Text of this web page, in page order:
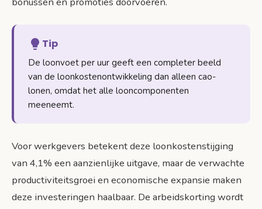
Tip
De loonvoet per uur geeft een completer beeld
van de loonkostenontwikkeling dan alleen cao-
lonen, omdat het alle looncomponenten
meeneemt.
Voor werkgevers betekent deze loonkostenstijging
van 4,1% een aanzienlijke uitgave, maar de verwachte
productiviteitsgroei en economische expansie maken
deze investeringen haalbaar. De arbeidskorting wordt